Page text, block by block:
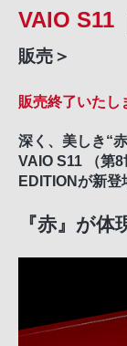
VAIO S11
販売＞
販売終了いたし
深く、美しき“
VAIO S11 （第
EDITIONが新登
『赤』が